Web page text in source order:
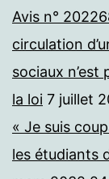
Avis n°
circulation
sociaux
la loi 7 juillet
« Je suis
les étudiants